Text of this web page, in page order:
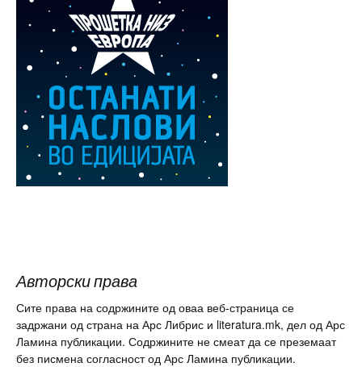
Авторски права
Сите права на содржините од оваа веб-страница се
задржани од страна на Арс Либрис и literatura.mk, дел од Арс
Ламина публикации. Содржините не смеат да се преземаат
без писмена согласност од Арс Ламина публикации.